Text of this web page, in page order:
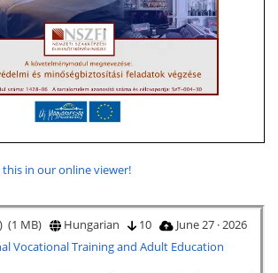
this in our online viewer!
(1 MB) Hungarian 10
June 27 · 2026
Vocational Training and Adult Education